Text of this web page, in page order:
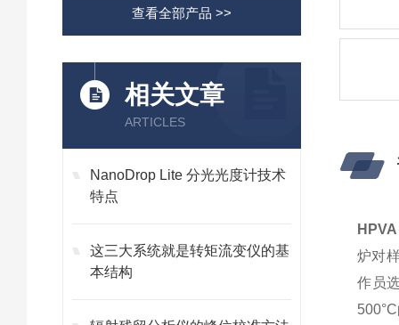
查看全部产品 >>
相关文章
ARTICLES
NanoDrop Lite 分光光度计技术
特点
这三大系统就是转矩流变仪的基
本结构
炉对
作员